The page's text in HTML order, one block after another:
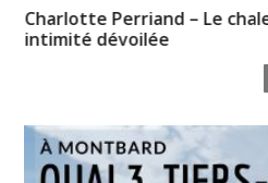
Charlotte Perriand – Le
intimité dévoilée